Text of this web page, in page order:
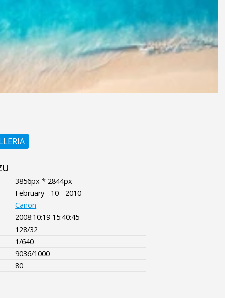
3856px * 2844px
February - 10 - 2010
Canon
2008:10:19 15:40:45
128/32
1/640
9036/1000
80